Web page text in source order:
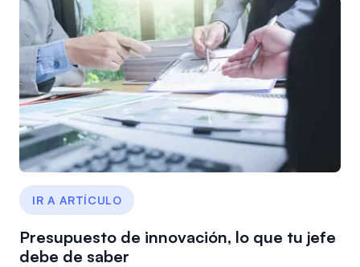
IR A ARTÍCULO
Presupuesto de innovación, lo que tu jefe
debe de saber